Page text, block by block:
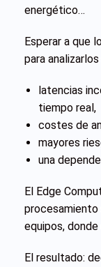
energético…
Esperar a que
para
latencias
tiempo real,
costes de
mayores
una
El Edge
equipos,
El resultado: